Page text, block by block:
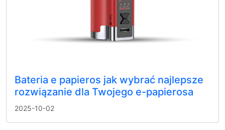
Bateria e papieros jak wybrać najlepsze
rozwiązanie dla Twojego e-papierosa
2025-10-02